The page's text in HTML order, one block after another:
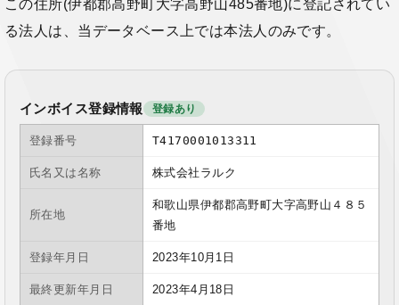
この住所(伊都郡高野町大字高野山485番地)に登記されてい
る法人は、当データベース上では本法人のみです。
インボイス登録情報 登録あり
登録番号 T4170001013311
氏名又は名称 株式会社ラルク
所在地
和歌山県伊都郡高野町大字高野山４８５
番地
登録年月日 2023年10月1日
最終更新年月日 2023年4月18日